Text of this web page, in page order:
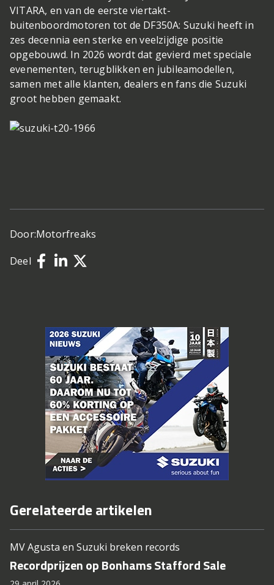
VITARA, en van de eerste viertakt-
buitenboordmotoren tot de DF350A: Suzuki heeft in
zes decennia een sterke en veelzijdige positie
opgebouwd. In 2026 wordt dat gevierd met speciale
evenementen, terugblikken en jubilea­modellen,
samen met alle klanten, dealers en fans die Suzuki
groot hebben gemaakt.
Door:Motorfreaks
Deel
Gerelateerde artikelen
MV Agusta en Suzuki breken records
Recordprijzen op Bonhams Stafford Sale